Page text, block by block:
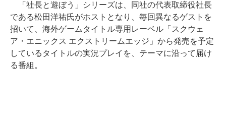
「社長と遊ぼう」シリーズは、同社の代表取締役社長
である松田洋祐氏がホストとなり、毎回異なるゲストを
招いて、海外ゲームタイトル専用レーベル「スクウェ
ア・エニックス エクストリームエッジ」から発売を予定
しているタイトルの実況プレイを、テーマに沿って届け
る番組。